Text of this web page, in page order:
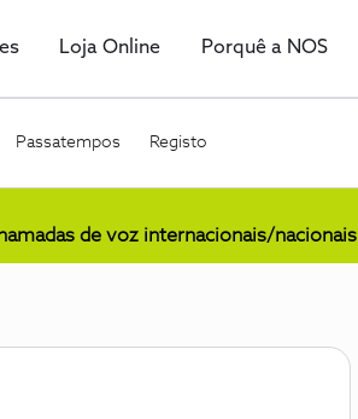
Loja Online Porquê a NOS
Passatempos Registo
de voz internacionais/nacionais